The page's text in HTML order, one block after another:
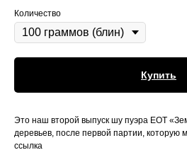
Количество
Купить
Это наш второй выпуск шу пуэра EOT
деревьев, после первой партии, которую
ссылка